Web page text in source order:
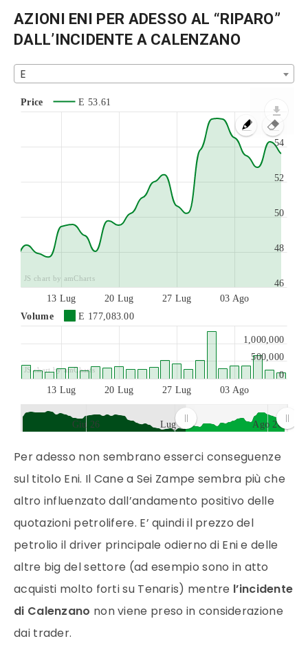
AZIONI ENI PER ADESSO AL “RIPARO”
DALL’INCIDENTE A CALENZANO
E
Price E 53.61
13 Lug 20 Lug 27 Lug 03 Ago
46
48
50
52
54
JS chart by amCharts
Volume E 177,083.00
13 Lug 20 Lug 27 Lug 03 Ago
0
500,000
1,000,000
JS chart by amCharts
Giu 26 Lug 26 Ago 26
Per adesso non sembrano esserci conseguenze
sul titolo Eni. Il Cane a Sei Zampe sembra più che
altro influenzato dall’andamento positivo delle
quotazioni petrolifere. E’ quindi il prezzo del
petrolio il driver principale odierno di Eni e delle
altre big del settore (ad esempio sono in atto
acquisti molto forti su Tenaris) mentre l’incidente
di Calenzano non viene preso in considerazione
dai trader.